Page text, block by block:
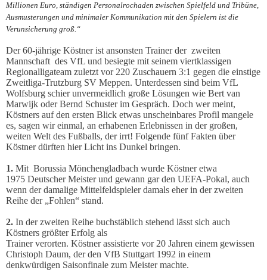
Millionen Euro, ständigen Personalrochaden zwischen Spielfeld und Tribüne,
Ausmusterungen und minimaler Kommunikation mit den Spielern ist die
Verunsicherung groß.“
Der 60-jährige Köstner ist ansonsten Trainer der zweiten
Mannschaft des VfL und besiegte mit seinem viertklassigen
Regionalligateam zuletzt vor 220 Zuschauern 3:1 gegen die einstige
Zweitliga-Trutzburg SV Meppen. Unterdessen sind beim VfL
Wolfsburg schier unvermeidlich große Lösungen wie Bert van
Marwijk oder Bernd Schuster im Gespräch. Doch wer meint,
Köstners auf den ersten Blick etwas unscheinbares Profil mangele
es, sagen wir einmal, an erhabenen Erlebnissen in der großen,
weiten Welt des Fußballs, der irrt! Folgende fünf Fakten über
Köstner dürften hier Licht ins Dunkel bringen.
1. Mit Borussia Mönchengladbach wurde Köstner etwa
1975 Deutscher Meister und gewann gar den UEFA-Pokal, auch
wenn der damalige Mittelfeldspieler damals eher in der zweiten
Reihe der „Fohlen“ stand.
2. In der zweiten Reihe buchstäblich stehend lässt sich auch
Köstners größter Erfolg als
Trainer verorten. Köstner assistierte vor 20 Jahren einem gewissen
Christoph Daum, der den VfB Stuttgart 1992 in einem
denkwürdigen Saisonfinale zum Meister machte.